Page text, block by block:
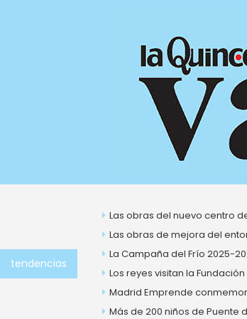
tendencias
Las obras del nuevo centro
Las obras de mejora del
La Campaña del Frío 2025-
Los reyes visitan la
Madrid Emprende
Más de 200 niños de Puente